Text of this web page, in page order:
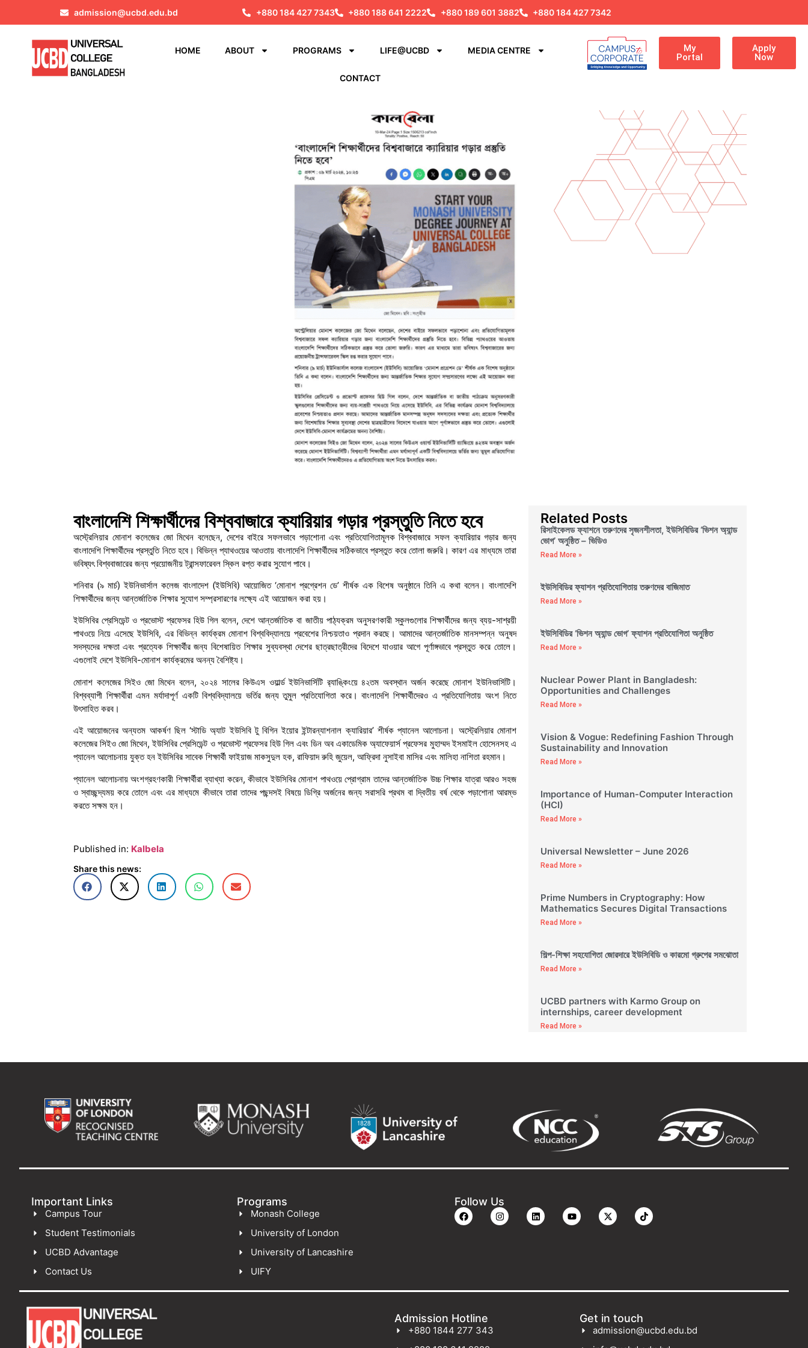
admission@ucbd.edu.bd +880 184 427 7343 +880 188 641 2222 +880 189 601 3882 +880 184 427 7342
HOME ABOUT PROGRAMS LIFE@UCBD MEDIA CENTRE
CONTACT
My
Portal
Apply
Now
বাংলাদেশি শিক্ষার্থীদের বিশ্ববাজারে ক্যারিয়ার গড়ার প্রস্তুতি নিতে হবে
অস্ট্রেলিয়ার মোনাশ কলেজের জো মিথেন বলেছেন, দেশের বাইরে সফলভাবে পড়াশোনা এবং প্রতিযোগিতামূলক বিশ্ববাজারে সফল ক্যারিয়ার গড়ার জন্য
বাংলাদেশি শিক্ষার্থীদের প্রস্তুতি নিতে হবে। বিভিন্ন প্যাথওয়ের আওতায় বাংলাদেশি শিক্ষার্থীদের সঠিকভাবে প্রস্তুত করে তোলা জরুরি। কারণ এর মাধ্যমে তারা
ভবিষ্যৎ বিশ্ববাজারের জন্য প্রয়োজনীয় ট্রান্সফারেবল স্কিল রপ্ত করার সুযোগ পাবে।
শনিবার (৯ মার্চ) ইউনিভার্সাল কলেজ বাংলাদেশ (ইউসিবি) আয়োজিত ‘মোনাশ প্রগ্রেশন ডে’ শীর্ষক এক বিশেষ অনুষ্ঠানে তিনি এ কথা বলেন। বাংলাদেশি
শিক্ষার্থীদের জন্য আন্তর্জাতিক শিক্ষার সুযোগ সম্প্রসারণের লক্ষ্যে এই আয়োজন করা হয়।
ইউসিবির প্রেসিডেন্ট ও প্রভোস্ট প্রফেসর হিউ গিল বলেন, দেশে আন্তর্জাতিক বা জাতীয় পাঠ্যক্রম অনুসরণকারী স্কুলগুলোর শিক্ষার্থীদের জন্য ব্যয়-সাশ্রয়ী
পাথওয়ে নিয়ে এসেছে ইউসিবি, এর বিভিন্ন কার্যক্রম মোনাশ বিশ্ববিদ্যালয়ে প্রবেশের নিশ্চয়তাও প্রদান করছে। আমাদের আন্তর্জাতিক মানসম্পন্ন অনুষদ
সদস্যদের দক্ষতা এবং প্রত্যেক শিক্ষার্থীর জন্য বিশেষায়িত শিক্ষার সুব্যবস্থা দেশের ছাত্রছাত্রীদের বিদেশে যাওয়ার আগে পূর্ণাঙ্গভাবে প্রস্তুত করে তোলে।
এগুলোই দেশে ইউসিবি-মোনাশ কার্যক্রমের অনন্য বৈশিষ্ট্য।
মোনাশ কলেজের সিইও জো মিথেন বলেন, ২০২৪ সালের কিউএস ওয়ার্ল্ড ইউনিভার্সিটি র‌্যাঙ্কিংয়ে ৪২তম অবস্থান অর্জন করেছে মোনাশ ইউনিভার্সিটি।
বিশ্বব্যাপী শিক্ষার্থীরা এমন মর্যাদাপূর্ণ একটি বিশ্ববিদ্যালয়ে ভর্তির জন্য তুমুল প্রতিযোগিতা করে। বাংলাদেশি শিক্ষার্থীদেরও এ প্রতিযোগিতায় অংশ নিতে
উৎসাহিত করব।
এই আয়োজনের অন্যতম আকর্ষণ ছিল ‘স্টাডি অ্যাট ইউসিবি টু বিগিন ইয়োর ইন্টারন্যাশনাল ক্যারিয়ার’ শীর্ষক প্যানেল আলোচনা। অস্ট্রেলিয়ার মোনাশ
কলেজের সিইও জো মিথেন, ইউসিবির প্রেসিডেন্ট ও প্রভোস্ট প্রফেসর হিউ গিল এবং ডিন অব একাডেমিক অ্যাফেয়ার্স প্রফেসর মুহাম্মদ ইসমাইল হোসেনসহ এ
প্যানেল আলোচনায় যুক্ত হন ইউসিবির সাবেক শিক্ষার্থী ফাইয়াজ মাকসুদুল হক, রাফিয়াদ রুহি জুয়েল, আফ্রিদা নুসাইবা মাসির এবং মালিহা নাশিতা রহমান।
প্যানেল আলোচনায় অংশগ্রহণকারী শিক্ষার্থীরা ব্যাখ্যা করেন, কীভাবে ইউসিবির মোনাশ পাথওয়ে প্রোগ্রাম তাদের আন্তর্জাতিক উচ্চ শিক্ষার যাত্রা আরও সহজ
ও স্বাচ্ছন্দ্যময় করে তোলে এবং এর মাধ্যমে কীভাবে তারা তাদের পছন্দসই বিষয়ে ডিগ্রি অর্জনের জন্য সরাসরি প্রথম বা দ্বিতীয় বর্ষ থেকে পড়াশোনা আরম্ভ
করতে সক্ষম হন।
Published in: Kalbela
Share this news:
Related Posts
রিসাইকেলড ফ্যাশনে তরুণদের সৃজনশীলতা, ইউসিবিডির ‘ভিশন অ্যান্ড
ভোগ’ অনুষ্ঠিত – ভিডিও
Read More »
ইউসিবিডির ফ্যাশন প্রতিযোগিতায় তরুণদের বাজিমাত
Read More »
ইউসিবিডির ‘ভিশন অ্যান্ড ভোগ’ ফ্যাশন প্রতিযোগিতা অনুষ্ঠিত
Read More »
Nuclear Power Plant in Bangladesh:
Opportunities and Challenges
Read More »
Vision & Vogue: Redefining Fashion Through
Sustainability and Innovation
Read More »
Importance of Human-Computer Interaction
(HCI)
Read More »
Universal Newsletter – June 2026
Read More »
Prime Numbers in Cryptography: How
Mathematics Secures Digital Transactions
Read More »
শিল্প-শিক্ষা সহযোগিতা জোরদারে ইউসিবিডি ও কারমো গ্রুপের সমঝোতা
Read More »
UCBD partners with Karmo Group on
internships, career development
Read More »
Important Links
Campus Tour
Student Testimonials
UCBD Advantage
Contact Us
Programs
Monash College
University of London
University of Lancashire
UIFY
Follow Us
Admission Hotline
+880 1844 277 343
Get in touch
admission@ucbd.edu.bd